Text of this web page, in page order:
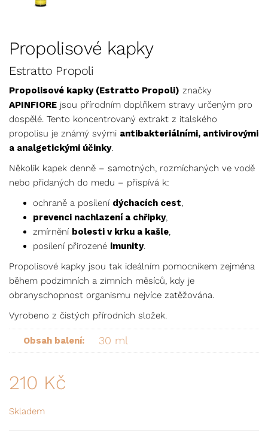
Propolisové kapky
Estratto Propoli
Propolisové kapky (Estratto Propoli) značky
APINFIORE jsou přírodním doplňkem stravy určeným pro
dospělé. Tento koncentrovaný extrakt z italského
propolisu je známý svými antibakteriálními, antivirovými
a analgetickými účinky.
Několik kapek denně – samotných, rozmíchaných ve vodě
nebo přidaných do medu – přispívá k:
ochraně a posílení dýchacích cest,
prevenci nachlazení a chřipky,
zmírnění bolesti v krku a kašle,
posílení přirozené imunity.
Propolisové kapky jsou tak ideálním pomocníkem zejména
během podzimních a zimních měsíců, kdy je
obranyschopnost organismu nejvíce zatěžována.
Vyrobeno z čistých přírodních složek.
Obsah balení: 30 ml
210 Kč
Skladem